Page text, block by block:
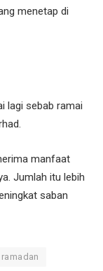
menetap di
lagi sebab ramai
manfaat
Jumlah itu lebih
saban
ramadan